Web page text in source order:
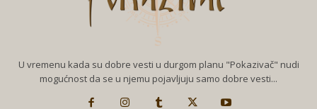
U vremenu kada su dobre vesti u durgom planu "Pokazivač" nudi
mogućnost da se u njemu pojavljuju samo dobre vesti...